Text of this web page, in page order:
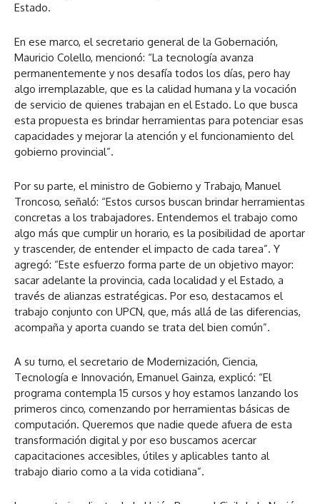
Estado.
En ese marco, el secretario general de la Gobernación,
Mauricio Colello, mencionó: “La tecnología avanza
permanentemente y nos desafía todos los días, pero hay
algo irremplazable, que es la calidad humana y la vocación
de servicio de quienes trabajan en el Estado. Lo que busca
esta propuesta es brindar herramientas para potenciar esas
capacidades y mejorar la atención y el funcionamiento del
gobierno provincial”.
Por su parte, el ministro de Gobierno y Trabajo, Manuel
Troncoso, señaló: “Estos cursos buscan brindar herramientas
concretas a los trabajadores. Entendemos el trabajo como
algo más que cumplir un horario, es la posibilidad de aportar
y trascender, de entender el impacto de cada tarea”. Y
agregó: “Este esfuerzo forma parte de un objetivo mayor:
sacar adelante la provincia, cada localidad y el Estado, a
través de alianzas estratégicas. Por eso, destacamos el
trabajo conjunto con UPCN, que, más allá de las diferencias,
acompaña y aporta cuando se trata del bien común”.
A su turno, el secretario de Modernización, Ciencia,
Tecnología e Innovación, Emanuel Gainza, explicó: “El
programa contempla 15 cursos y hoy estamos lanzando los
primeros cinco, comenzando por herramientas básicas de
computación. Queremos que nadie quede afuera de esta
transformación digital y por eso buscamos acercar
capacitaciones accesibles, útiles y aplicables tanto al
trabajo diario como a la vida cotidiana”.